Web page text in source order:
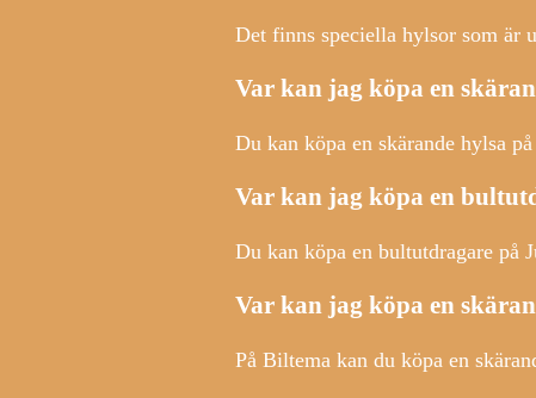
Det finns speciella hylsor som är
Var kan jag köpa en
Du kan köpa en skärande hylsa
Var kan jag köpa en
Du kan köpa en bultutdragare på
Var kan jag köpa en
På Biltema kan du köpa en